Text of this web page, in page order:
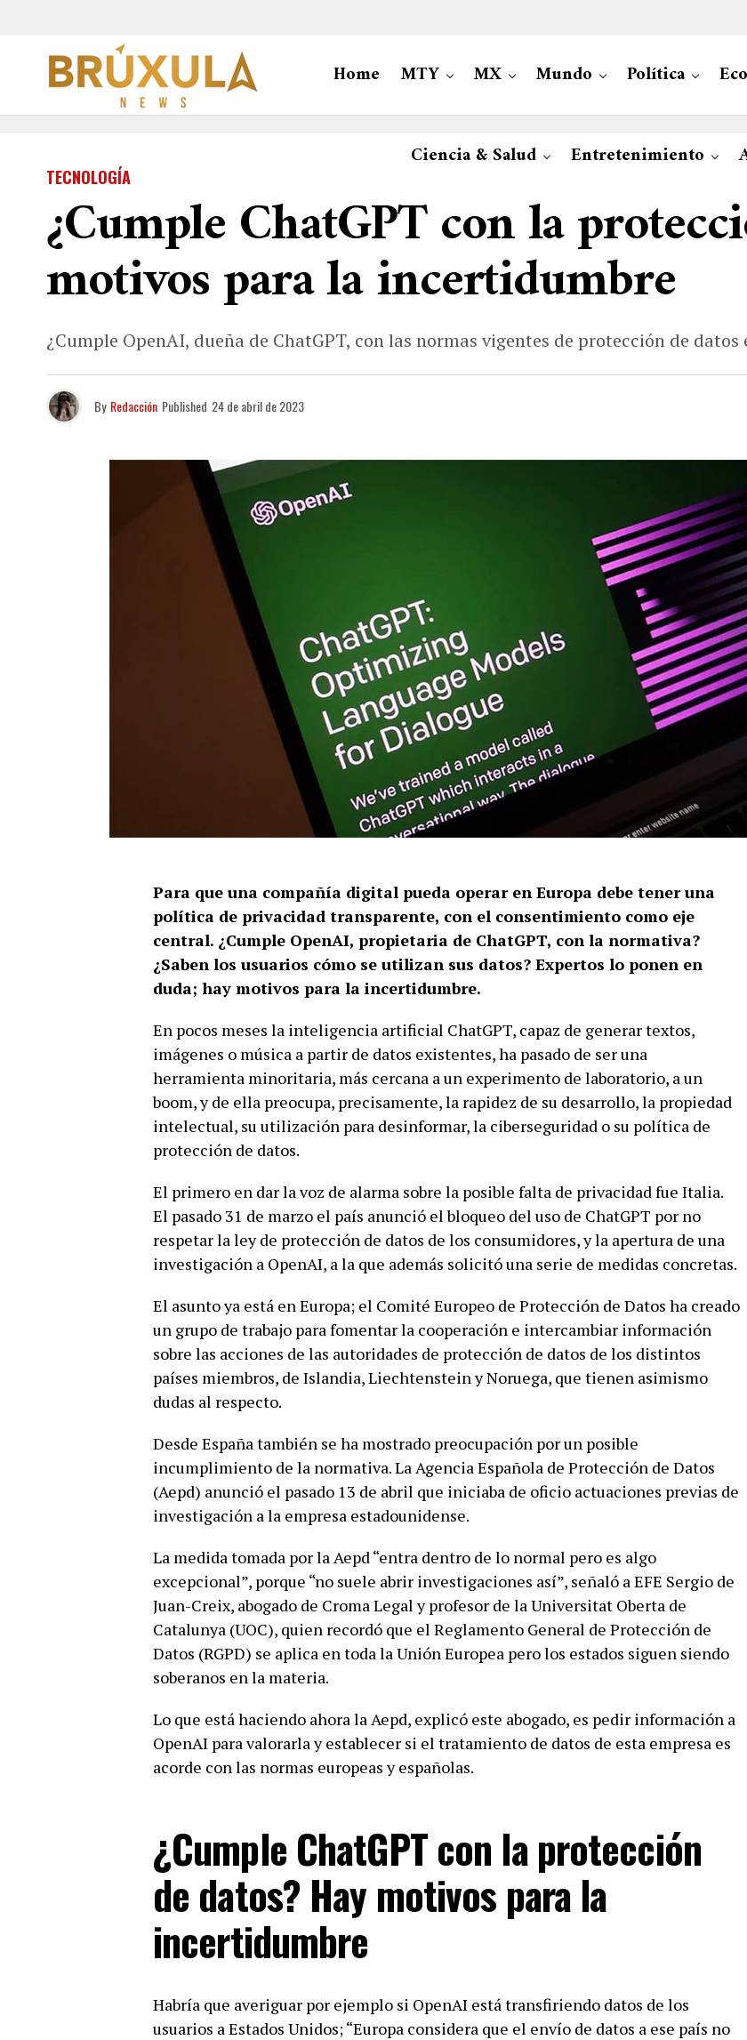
Home MTY MX Mundo Política
Ciencia & Salud Entretenimiento
TECNOLOGÍA
¿Cumple ChatGPT con la
motivos para la incertidumbre
¿Cumple OpenAI, dueña de ChatGPT, con las normas vigentes de protección de
By Redacción Published 24 de abril de 2023
Para que una compañía digital pueda operar en Europa debe tener una
política de privacidad transparente, con el consentimiento como eje
central. ¿Cumple OpenAI, propietaria de ChatGPT, con la normativa?
¿Saben los usuarios cómo se utilizan sus datos? Expertos lo ponen en
duda; hay motivos para la incertidumbre.
En pocos meses la inteligencia artificial ChatGPT, capaz de generar textos,
imágenes o música a partir de datos existentes, ha pasado de ser una
herramienta minoritaria, más cercana a un experimento de laboratorio, a un
boom, y de ella preocupa, precisamente, la rapidez de su desarrollo, la propiedad
intelectual, su utilización para desinformar, la ciberseguridad o su política de
protección de datos.
El primero en dar la voz de alarma sobre la posible falta de privacidad fue Italia.
El pasado 31 de marzo el país anunció el bloqueo del uso de ChatGPT por no
respetar la ley de protección de datos de los consumidores, y la apertura de una
investigación a OpenAI, a la que además solicitó una serie de medidas concretas.
El asunto ya está en Europa; el Comité Europeo de Protección de Datos ha creado
un grupo de trabajo para fomentar la cooperación e intercambiar información
sobre las acciones de las autoridades de protección de datos de los distintos
países miembros, de Islandia, Liechtenstein y Noruega, que tienen asimismo
dudas al respecto.
Desde España también se ha mostrado preocupación por un posible
incumplimiento de la normativa. La Agencia Española de Protección de Datos
(Aepd) anunció el pasado 13 de abril que iniciaba de oficio actuaciones previas de
investigación a la empresa estadounidense.
La medida tomada por la Aepd “entra dentro de lo normal pero es algo
excepcional”, porque “no suele abrir investigaciones así”, señaló a EFE Sergio de
Juan-Creix, abogado de Croma Legal y profesor de la Universitat Oberta de
Catalunya (UOC), quien recordó que el Reglamento General de Protección de
Datos (RGPD) se aplica en toda la Unión Europea pero los estados siguen siendo
soberanos en la materia.
Lo que está haciendo ahora la Aepd, explicó este abogado, es pedir información a
OpenAI para valorarla y establecer si el tratamiento de datos de esta empresa es
acorde con las normas europeas y españolas.
¿Cumple ChatGPT con la protección
de datos? Hay motivos para la
incertidumbre
Habría que averiguar por ejemplo si OpenAI está transfiriendo datos de los
usuarios a Estados Unidos; “Europa considera que el envío de datos a ese país no